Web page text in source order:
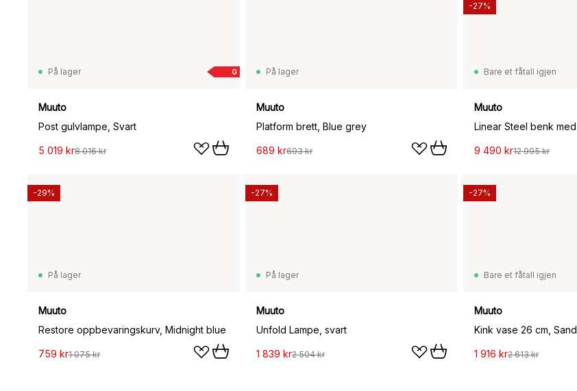
G
På lager
Muuto
Post gulvlampe, Svart
5 019 kr8 016 kr
På lager
Muuto
Platform brett, Blue grey
689 kr693 kr
Bare et fåtall igjen
Muuto
9 490 kr12 995 kr
-27%
På lager
Muuto
Restore oppbevaringskurv, Midnight blue
759 kr1 075 kr
-29%
På lager
Muuto
Unfold Lampe, svart
1 839 kr2 504 kr
-27%
Bare et fåtall igjen
Muuto
Kink vase 26 cm, Sand
1 916 kr2 613 kr
-27%